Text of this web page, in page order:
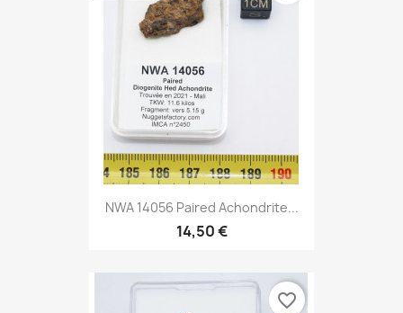
NWA 14056 Paired Achondrite...
14,50 €
favorite_border